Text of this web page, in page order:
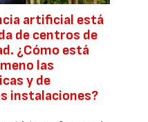
artificial está
de centros de
¿Cómo está
las
y de
instalaciones?